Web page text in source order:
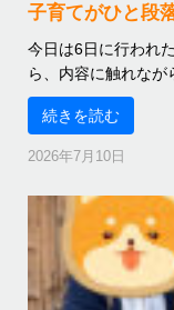
子育てがひと段
今日は6日に行われ
ら、内容に触れなが
続きを読む
2026年7月10日